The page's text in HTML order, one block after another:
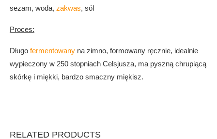
sezam, woda, zakwas, sól
Proces:
Długo fermentowany na zimno, formowany ręcznie, idealnie
wypieczony w 250 stopniach Celsjusza, ma pyszną chrupiącą
skórkę i miękki, bardzo smaczny miękisz.
RELATED PRODUCTS